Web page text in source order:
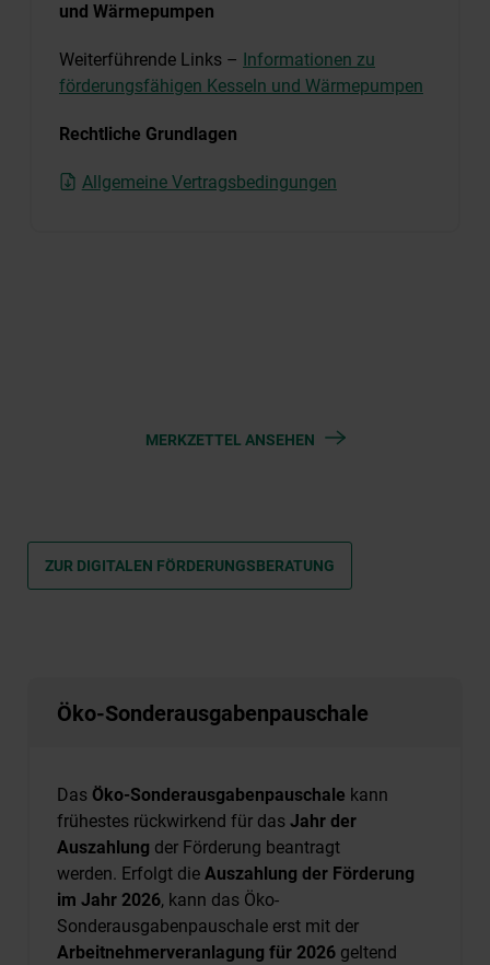
und Wärmepumpen
Weiterführende Links – Informationen zu
förderungsfähigen Kesseln und Wärmepumpen
Rechtliche Grundlagen
Allgemeine Vertragsbedingungen
MERKZETTEL ANSEHEN
ZUR DIGITALEN FÖRDERUNGSBERATUNG
Öko-Sonderausgabenpauschale
Das Öko-Sonderausgabenpauschale kann
frühestes rückwirkend für das Jahr der
Auszahlung der Förderung beantragt
werden. Erfolgt die Auszahlung der Förderung
im Jahr 2026, kann das Öko-
Sonderausgabenpauschale erst mit der
Arbeitnehmerveranlagung für 2026 geltend